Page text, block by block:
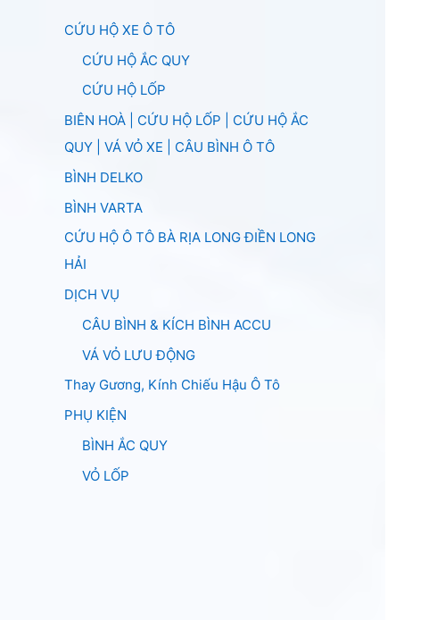
CỨU HỘ XE Ô TÔ
CỨU HỘ ẮC QUY
CỨU HỘ LỐP
BIÊN HOÀ | CỨU HỘ LỐP | CỨU HỘ ẮC
QUY | VÁ VỎ XE | CÂU BÌNH Ô TÔ
BÌNH DELKO
BÌNH VARTA
CỨU HỘ Ô TÔ BÀ RỊA LONG ĐIỀN LONG
HẢI
DỊCH VỤ
CÂU BÌNH & KÍCH BÌNH ACCU
VÁ VỎ LƯU ĐỘNG
Thay Gương, Kính Chiếu Hậu Ô Tô
PHỤ KIỆN
BÌNH ẮC QUY
VỎ LỐP